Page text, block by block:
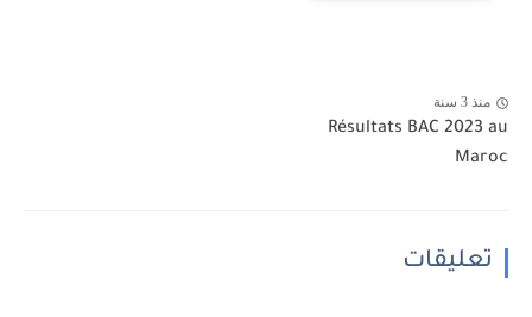
منذ 3 سنة
Résultats BAC 2023 au
Maroc
تعليقات